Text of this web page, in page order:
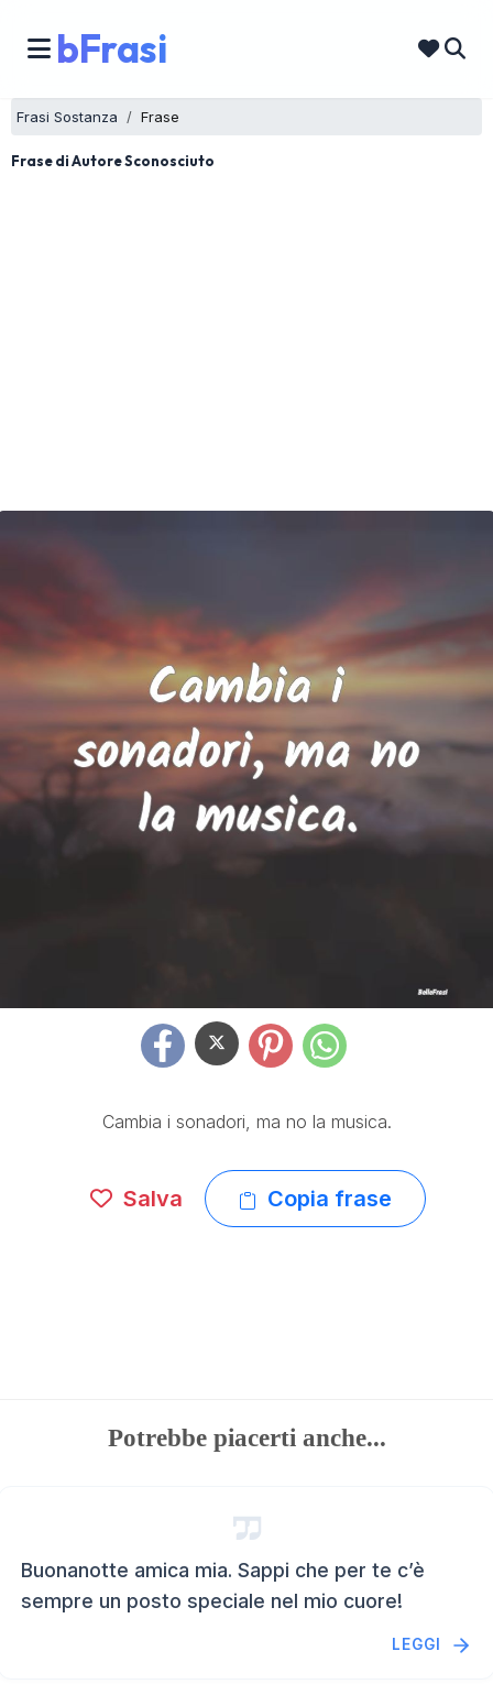
bFrasi
Frasi Sostanza Frase
Frase di Autore Sconosciuto
Cambia i sonadori, ma no la musica.
Salva Copia frase
Potrebbe piacerti anche...
Buonanotte amica mia. Sappi che per te c’è
sempre un posto speciale nel mio cuore!
LEGGI